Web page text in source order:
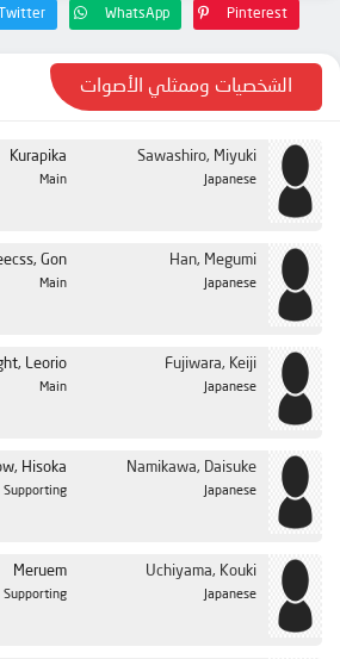
الحلقة 23
الحلقة 25
الحلقة 27
الحلقة 28
الحلقة 30
الحلقة 31
الحلقة 32
الحلقة 33
الحلقة 35
الحلقة 36
الحلقة 38
الحلقة 39
Twitter WhatsApp Pinterest
الشخصيات وممثلي الأصوات
Kurapika
Main
Sawashiro, Miyuki
Japanese
Gon
Main
Han, Megumi
Japanese
Leorio
Main
Fujiwara, Keiji
Japanese
Hisoka
Supporting
Namikawa, Daisuke
Japanese
Meruem
Supporting
Uchiyama, Kouki
Japanese